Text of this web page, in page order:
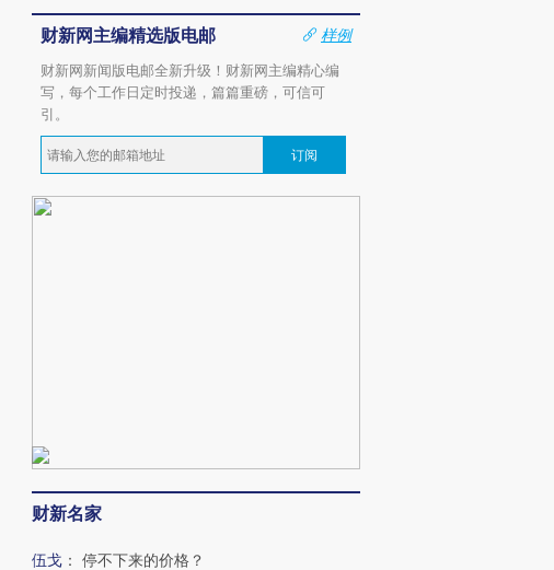
财新网主编精选版电邮
样例
财新网新闻版电邮全新升级！财新网主编精心编
写，每个工作日定时投递，篇篇重磅，可信可
引。
订阅
财新名家
伍戈 ： 停不下来的价格？